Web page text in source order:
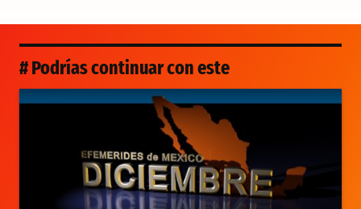
# Podrías continuar con este